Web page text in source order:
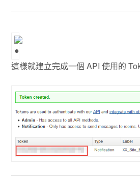
這樣就建立完成一個 API 使用的